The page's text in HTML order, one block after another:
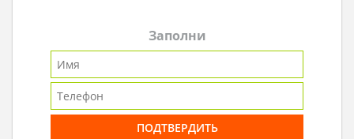
Заполни